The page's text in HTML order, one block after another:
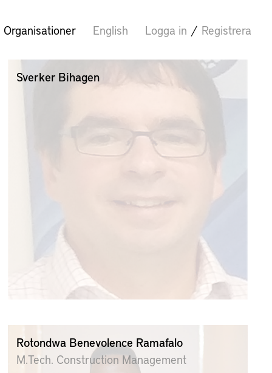
Organisationer English Logga in / Registrera
Sverker Bihagen
Rotondwa Benevolence Ramafalo
M.Tech. Construction Management